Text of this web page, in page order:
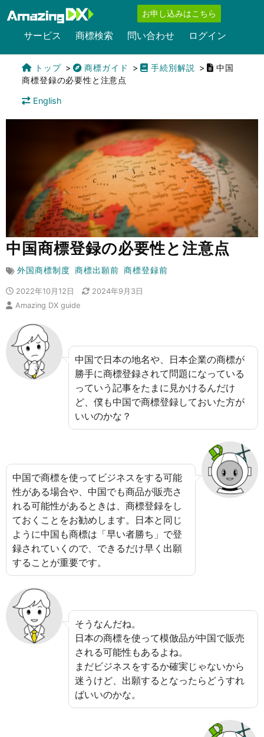
お申し込みはこちら
サービス 商標検索 問い合わせ ログイン
トップ 商標ガイド 手続別解説
中国
商標登録の必要性と注意点
English
中国商標登録の必要性と注意点
外国商標制度 商標出願前 商標登録前
2022年10月12日
2024年9月3日
Amazing DX guide
中国で日本の地名や、日本企業の商標が
勝手に商標登録されて問題になっている
っていう記事をたまに見かけるんだけ
ど、僕も中国で商標登録しておいた方が
いいのかな？
中国で商標を使ってビジネスをする可能
性がある場合や、中国でも商品が販売さ
れる可能性があるときは、商標登録をし
ておくことをお勧めします。日本と同じ
ように中国も商標は「早い者勝ち」で登
録されていくので、できるだけ早く出願
することが重要です。
そうなんだね。
日本の商標を使って模倣品が中国で販売
される可能性もあるよね。
まだビジネスをするか確実じゃないから
迷うけど、出願するとなったらどうすれ
ばいいのかな。